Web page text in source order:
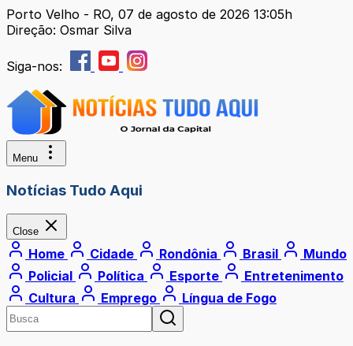
Porto Velho - RO, 07 de agosto de 2026 13:05h
Direção: Osmar Silva
Siga-nos:
Menu
Notícias Tudo Aqui
Close
Home Cidade Rondônia Brasil
Mundo
Policial
Política Esporte
Entretenimento
Cultura
Emprego Língua de Fogo